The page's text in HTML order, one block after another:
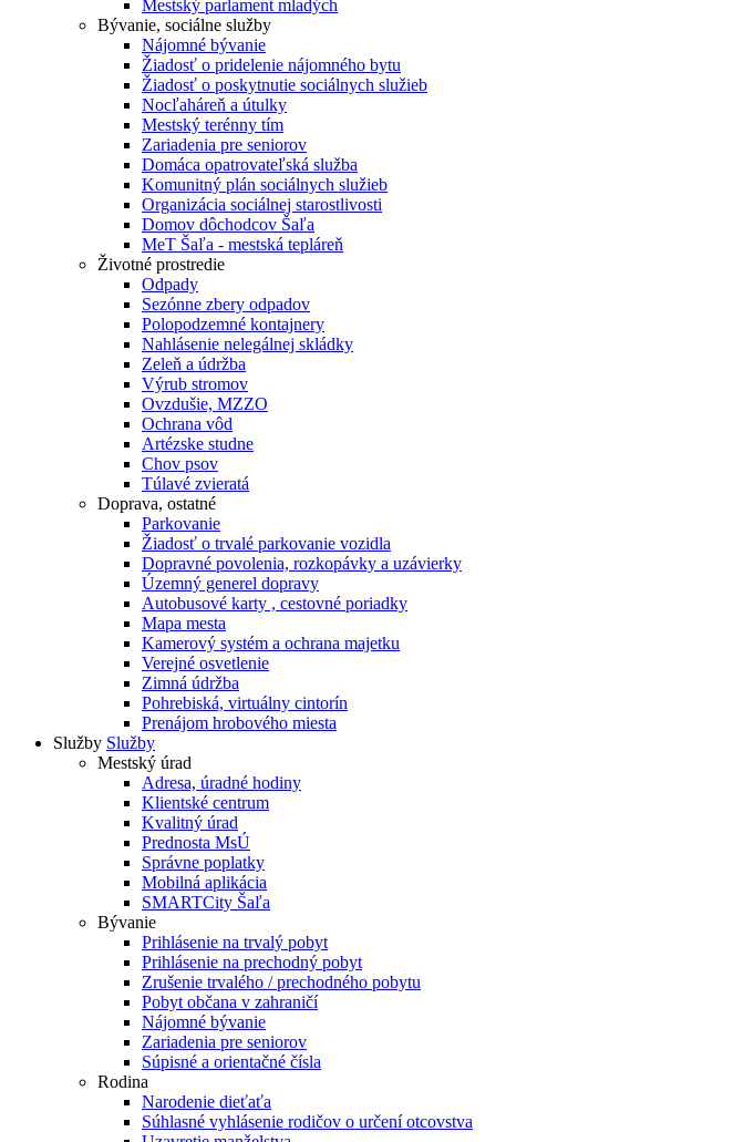
Mestský parlament mladých
Bývanie, sociálne služby
Nájomné bývanie
Žiadosť o pridelenie nájomného bytu
Žiadosť o poskytnutie sociálnych služieb
Nocľaháreň a útulky
Mestský terénny tím
Zariadenia pre seniorov
Domáca opatrovateľská služba
Komunitný plán sociálnych služieb
Organizácia sociálnej starostlivosti
Domov dôchodcov Šaľa
MeT Šaľa - mestská tepláreň
Životné prostredie
Odpady
Sezónne zbery odpadov
Polopodzemné kontajnery
Nahlásenie nelegálnej skládky
Zeleň a údržba
Výrub stromov
Ovzdušie, MZZO
Ochrana vôd
Artézske studne
Chov psov
Túlavé zvieratá
Doprava, ostatné
Parkovanie
Žiadosť o trvalé parkovanie vozidla
Dopravné povolenia, rozkopávky a uzávierky
Územný generel dopravy
Autobusové karty , cestovné poriadky
Mapa mesta
Kamerový systém a ochrana majetku
Verejné osvetlenie
Zimná údržba
Pohrebiská, virtuálny cintorín
Prenájom hrobového miesta
Služby Služby
Mestský úrad
Adresa, úradné hodiny
Klientské centrum
Kvalitný úrad
Prednosta MsÚ
Správne poplatky
Mobilná aplikácia
SMARTCity Šaľa
Bývanie
Prihlásenie na trvalý pobyt
Prihlásenie na prechodný pobyt
Zrušenie trvalého / prechodného pobytu
Pobyt občana v zahraničí
Nájomné bývanie
Zariadenia pre seniorov
Súpisné a orientačné čísla
Rodina
Narodenie dieťaťa
Súhlasné vyhlásenie rodičov o určení otcovstva